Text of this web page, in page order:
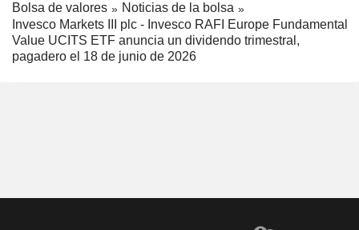
Bolsa de valores
Noticias de la bolsa
Invesco Markets III plc - Invesco RAFI Europe Fundamental
Value UCITS ETF anuncia un dividendo trimestral,
pagadero el 18 de junio de 2026